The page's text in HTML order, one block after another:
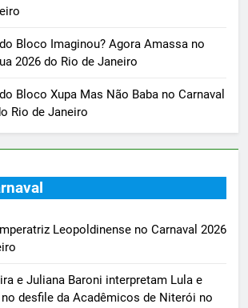
Bloco Imaginou? Agora Amassa no
2026 do Rio de Janeiro
Bloco Xupa Mas Não Baba no Carnaval
Rio de Janeiro
Leopoldinense no Carnaval 2026
e Juliana Baroni interpretam Lula e
desfile da Acadêmicos de Niterói no